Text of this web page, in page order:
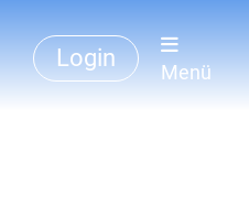
Login
Menü